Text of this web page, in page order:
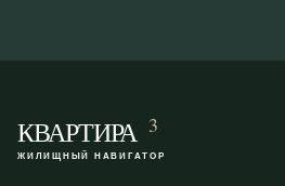
КВАРТИРА 3
ЖИЛИЩНЫЙ НАВИГАТОР